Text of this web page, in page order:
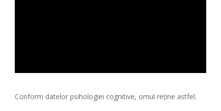
Conform datelor psihologiei cognitive, omul reține astfel: